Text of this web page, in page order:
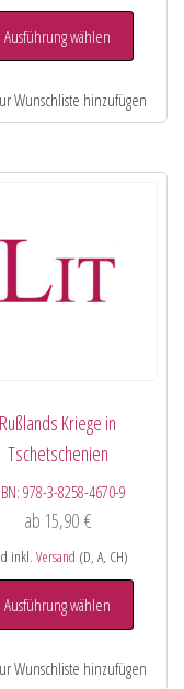
Ausführung wählen
Rußlands Kriege in
Tschetschenien
978-3-8258-4670-9
ab 15,90 €
inkl. Versand (D, A, CH)
Ausführung wählen